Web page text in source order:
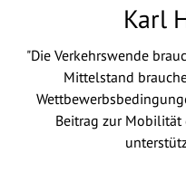
Karl
"Die Verkehrswende
Mittelstand
Beitrag zur